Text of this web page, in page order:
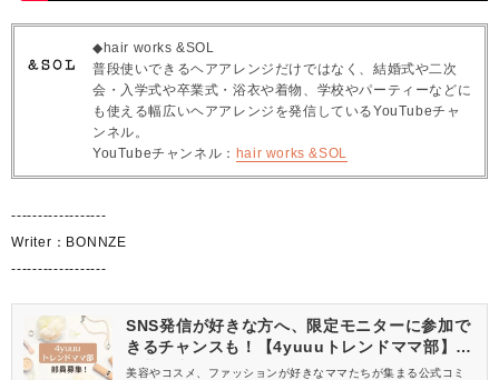
◆hair works &SOL
普段使いできるヘアアレンジだけではなく、結婚式や二次
会・入学式や卒業式・浴衣や着物、学校やパーティーなどに
も使える幅広いヘアアレンジを発信しているYouTubeチャ
ンネル。
YouTubeチャンネル： hair works &SOL
------------------
Writer：BONNZE
------------------
SNS発信が好きな方へ、限定モニターに参加で
きるチャンスも！【4yuuuトレンドママ部】部
員募集中
美容やコスメ、ファッションが好きなママたちが集まる公式コミ